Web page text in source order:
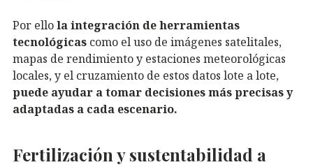
Por ellola integración de herramientas
tecnológicas como el uso de imágenes satelitales,
mapas de rendimiento y estaciones meteorológicas
locales, y el cruzamiento de estos datos lote a lote,
puede ayudar a tomar decisiones más precisas y
adaptadas a cada escenario.
Fertilización y sustentabilidad a